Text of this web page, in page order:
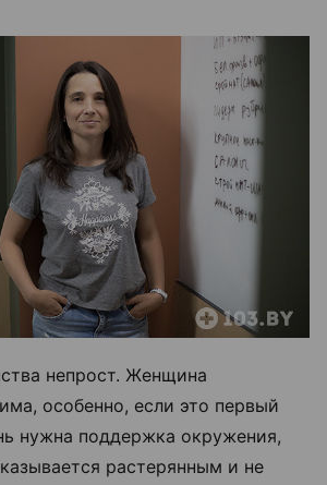
непрост. Женщина
особенно, если это первый
нужна поддержка окружения,
растерянным и не